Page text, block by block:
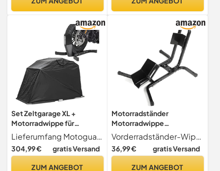
Motorradstandschiene
Stand Schiene (1 Stück)
Set Zeltgarage XL +
Motorradwippe für
Kawasaki Z 1000 / Z 650
Lieferumfang Motoguard Zeltgarage XL, Motorradwippe. Set bestehend aus 1x Motoguard Zeltgarage XL und 1x Wippe Constands Easy Plus
304,99 € gratis Versand
ZUM ANGEBOT
Motorradständer
Motorradwippe
Motorradständer Schiene
Radwippe Montageständer
Wippe Schwarz
Vorderradständer-Wippe Die Motorradwippe für Vorderrad eignet sich ideal für den sicheren Transport von Motorrädern in Transportern und Anhängern oder als Parkständer für Keller, Garage und Werkstatt.
36,99 € gratis Versand
ZUM ANGEBOT